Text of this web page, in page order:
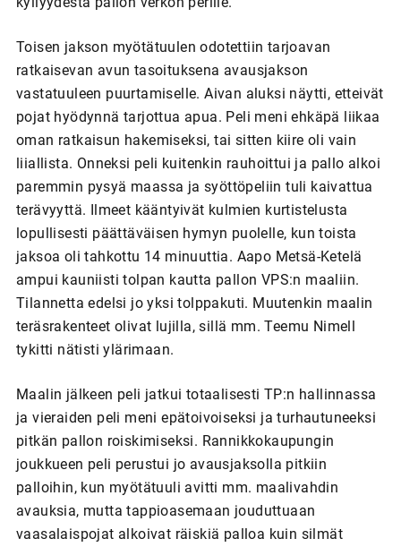
Toisen jakson myötätuulen odotettiin tarjoavan
ratkaisevan avun tasoituksena avausjakson
vastatuuleen puurtamiselle. Aivan aluksi näytti, etteivät
pojat hyödynnä tarjottua apua. Peli meni ehkäpä liikaa
oman ratkaisun hakemiseksi, tai sitten kiire oli vain
liiallista. Onneksi peli kuitenkin rauhoittui ja pallo alkoi
paremmin pysyä maassa ja syöttöpeliin tuli kaivattua
terävyyttä. Ilmeet kääntyivät kulmien kurtistelusta
lopullisesti päättäväisen hymyn puolelle, kun toista
jaksoa oli tahkottu 14 minuuttia. Aapo Metsä-Ketelä
ampui kauniisti tolpan kautta pallon VPS:n maaliin.
Tilannetta edelsi jo yksi tolppakuti. Muutenkin maalin
teräsrakenteet olivat lujilla, sillä mm. Teemu Nimell
tykitti nätisti ylärimaan.
Maalin jälkeen peli jatkui totaalisesti TP:n hallinnassa
ja vieraiden peli meni epätoivoiseksi ja turhautuneeksi
pitkän pallon roiskimiseksi. Rannikkokaupungin
joukkueen peli perustui jo avausjaksolla pitkiin
palloihin, kun myötätuuli avitti mm. maalivahdin
avauksia, mutta tappioasemaan jouduttuaan
vaasalaispojat alkoivat räiskiä palloa kuin silmät